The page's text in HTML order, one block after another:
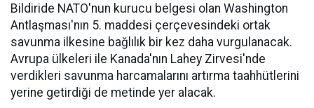
Bildiride NATO'nun kurucu belgesi olan Washington
Antlaşması'nın 5. maddesi çerçevesindeki ortak
savunma ilkesine bağlılık bir kez daha vurgulanacak.
Avrupa ülkeleri ile Kanada'nın Lahey Zirvesi'nde
verdikleri savunma harcamalarını artırma taahhütlerini
yerine getirdiği de metinde yer alacak.